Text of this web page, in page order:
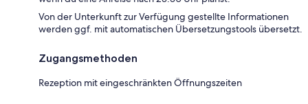
Von der Unterkunft zur Verfügung gestellte Informationen
werden ggf. mit automatischen Übersetzungstools übersetzt.
Zugangsmethoden
Rezeption mit eingeschränkten Öffnungszeiten